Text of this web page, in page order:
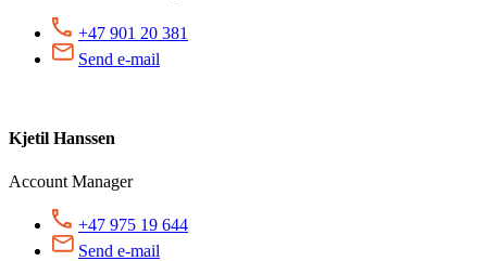
+47 901 20 381
Send e-mail
Kjetil Hanssen
Account Manager
+47 975 19 644
Send e-mail